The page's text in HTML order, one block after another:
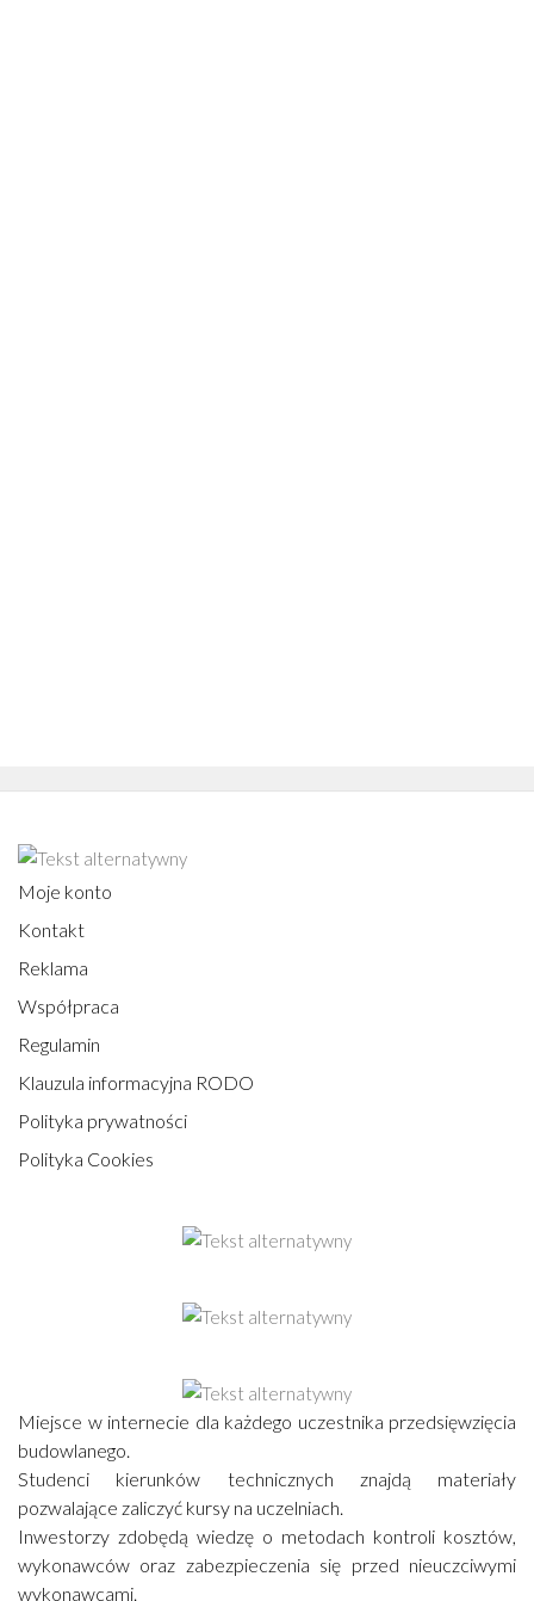
Moje konto
Kontakt
Reklama
Współpraca
Regulamin
Klauzula informacyjna RODO
Polityka prywatności
Polityka Cookies
Miejsce w internecie dla każdego uczestnika przedsięwzięcia
budowlanego.
Studenci kierunków technicznych znajdą materiały
pozwalające zaliczyć kursy na uczelniach.
Inwestorzy zdobędą wiedzę o metodach kontroli kosztów,
wykonawców oraz zabezpieczenia się przed nieuczciwymi
wykonawcami.